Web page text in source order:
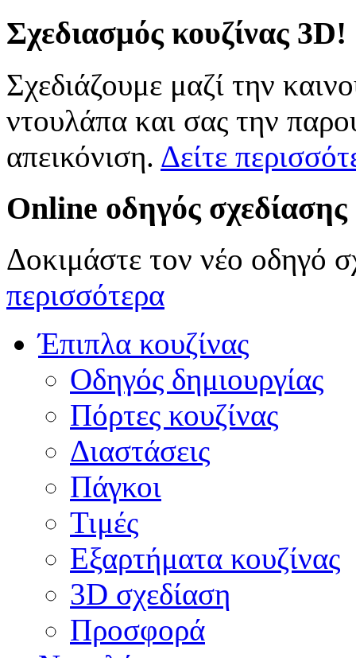
Σχεδιασμός κουζίνας 3D!
Σχεδιάζουμε μαζί την
ντουλάπα και σας την
απεικόνιση. Δείτε
Online οδηγός σχεδίασης
Δοκιμάστε τον νέο οδηγό
περισσότερα
Έπιπλα κουζίνας
Οδηγός δημιουργίας
Πόρτες κουζίνας
Διαστάσεις
Πάγκοι
Τιμές
Εξαρτήματα κουζίνας
3D σχεδίαση
Προσφορά